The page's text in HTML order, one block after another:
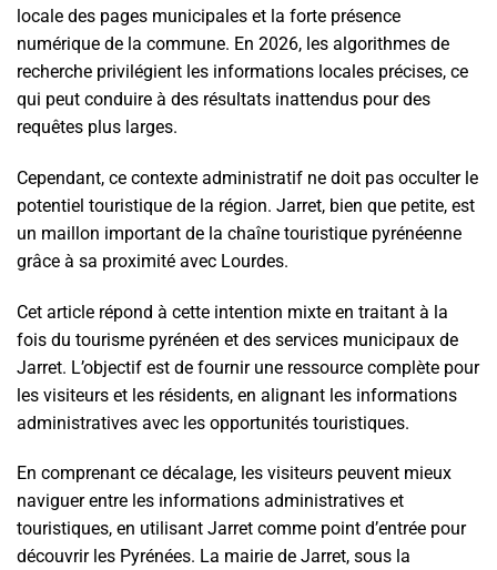
locale des pages municipales et la forte présence
numérique de la commune. En 2026, les algorithmes de
recherche privilégient les informations locales précises, ce
qui peut conduire à des résultats inattendus pour des
requêtes plus larges.
Cependant, ce contexte administratif ne doit pas occulter le
potentiel touristique de la région. Jarret, bien que petite, est
un maillon important de la chaîne touristique pyrénéenne
grâce à sa proximité avec Lourdes.
Cet article répond à cette intention mixte en traitant à la
fois du tourisme pyrénéen et des services municipaux de
Jarret. L’objectif est de fournir une ressource complète pour
les visiteurs et les résidents, en alignant les informations
administratives avec les opportunités touristiques.
En comprenant ce décalage, les visiteurs peuvent mieux
naviguer entre les informations administratives et
touristiques, en utilisant Jarret comme point d’entrée pour
découvrir les Pyrénées. La mairie de Jarret, sous la